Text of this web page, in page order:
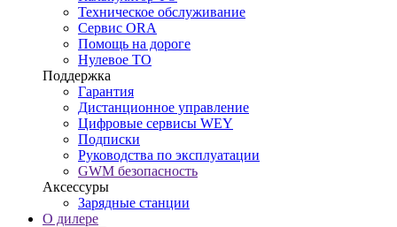
Техническое обслуживание
Сервис ORA
Помощь на дороге
Нулевое ТО
Поддержка
Гарантия
Дистанционное управление
Цифровые сервисы WEY
Подписки
Руководства по эксплуатации
GWM безопасность
Аксессуры
Зарядные станции
О дилере